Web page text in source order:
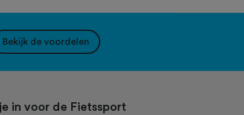
Bekijk de voordelen
in voor de Fietssport